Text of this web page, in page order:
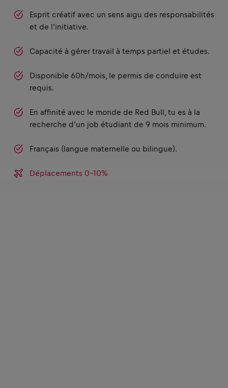
Esprit créatif avec un sens aigu des responsabilités
et de l'initiative.
Capacité à gérer travail à temps partiel et études.
Disponible 60h/mois, le permis de conduire est
requis.
En affinité avec le monde de Red Bull, tu es à la
recherche d'un job étudiant de 9 mois minimum.
Français (langue maternelle ou bilingue).
Déplacements 0-10%